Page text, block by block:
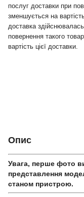
послуг доставки при
зменшується на
доставка
повернення такого
вартість цієї доставки.
Опис
Увага, перше фото
представлення
станом приcтрою.